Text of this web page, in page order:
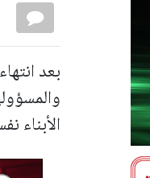
بعد
الأبناء